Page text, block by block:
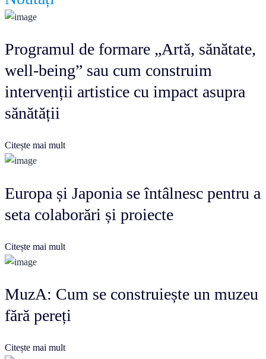
Programul de formare „Artă, sănătate,
well-being” sau cum construim
intervenții artistice cu impact asupra
sănătății
Citește mai mult
Europa și Japonia se întâlnesc pentru a
seta colaborări și proiecte
Citește mai mult
MuzA: Cum se construiește un muzeu
fără pereți
Citește mai mult